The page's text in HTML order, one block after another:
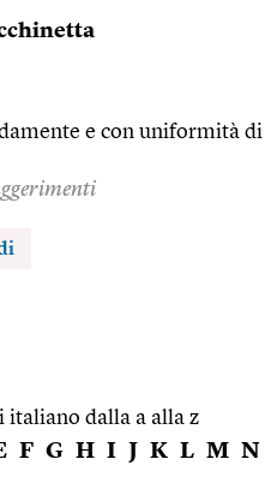
e con uniformità
italiano dalla a alla z
F G H I J K L M N